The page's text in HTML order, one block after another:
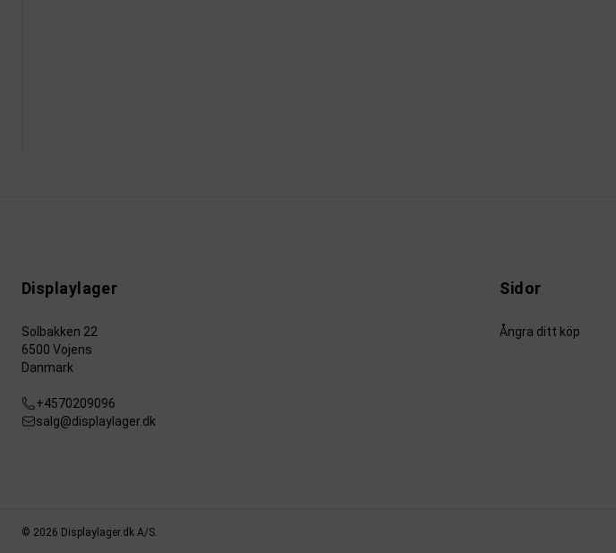
Displaylager
Solbakken 22
6500 Vojens
Danmark
+4570209096
salg@displaylager.dk
Sidor
Ångra ditt köp
© 2026 Displaylager.dk A/S.